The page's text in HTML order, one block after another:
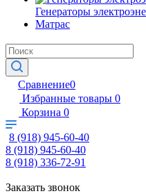
Генераторы
Матрас
Сравнение0
Избранные товары 0
Корзина 0
8 (918) 945-60-40
8 (918) 945-60-40
8 (918) 336-72-91
Заказать звонок